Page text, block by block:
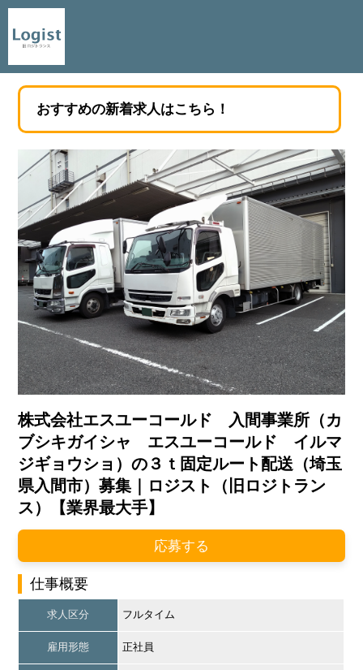
おすすめの新着求人はこちら！
株式会社エスユーコールド 入間事業所（カ
ブシキガイシャ エスユーコールド イルマ
ジギョウショ）の３ｔ固定ルート配送（埼玉
県入間市）募集｜ロジスト（旧ロジトラン
ス）【業界最大手】
応募する
仕事概要
求人区分 フルタイム
雇用形態 正社員